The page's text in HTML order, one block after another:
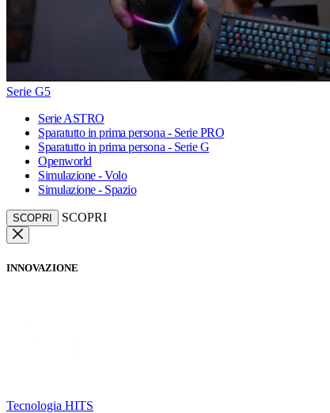
Serie G5
Serie ASTRO
Sparatutto in prima persona - Serie PRO
Sparatutto in prima persona - Serie G
Openworld
Simulazione - Volo
Simulazione - Spazio
SCOPRI SCOPRI
INNOVAZIONE
Tecnologia HITS